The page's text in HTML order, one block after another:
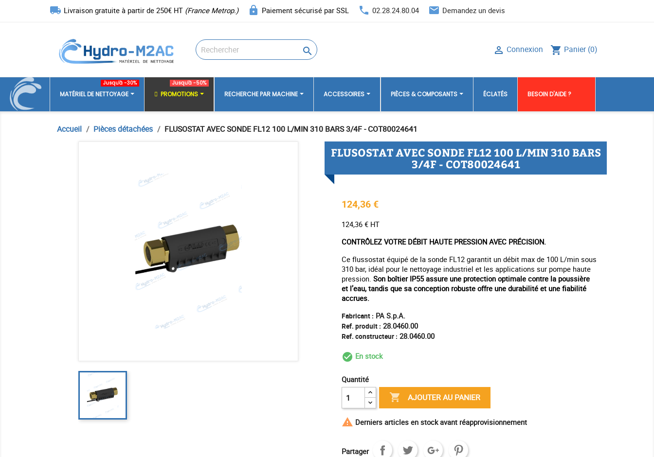
local_shipping Livraison gratuite à partir de 250€ HT (France Metrop.) lock Paiement sécurisé par SSL phone 02.28.24.80.04 email Demandez un devis
 shopping_cart Panier (0)
 Connexion
MATÉRIEL DE NETTOYAGE
Jusqu'à -30%
PROMOTIONS
Jusqu'à -50%
RECHERCHE PAR MACHINE ACCESSOIRES PIÈCES & COMPOSANTS ÉCLATÉS BESOIN D'AIDE ?
Accueil Pièces détachées FLUSOSTAT AVEC SONDE FL12 100 L/MIN 310 BARS 3/4F - COT80024641
FLUSOSTAT AVEC SONDE FL12 100 L/MIN 310 BARS
3/4F - COT80024641
124,36 €
124,36 € HT
CONTRÔLEZ VOTRE DÉBIT HAUTE PRESSION AVEC PRÉCISION.
Ce flussostat équipé de la sonde FL12 garantit un débit max de 100 L/min sous
310 bar, idéal pour le nettoyage industriel et les applications sur pompe haute
pression. Son boîtier IP55 assure une protection optimale contre la poussière
et l’eau, tandis que sa conception robuste offre une durabilité et une fiabilité
accrues.
Fabricant : PA S.p.A.
Ref. produit : 28.0460.00
Ref. constructeur : 28.0460.00
check_circle_outline
En stock
Quantité
 AJOUTER AU PANIER
 Derniers articles en stock avant réapprovisionnement
Partager